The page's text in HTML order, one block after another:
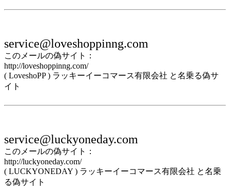
service@loveshoppinng.com
このメールの偽サイト：
http://loveshoppinng.com/
( LoveshoPP ) ラッキーイーコマース有限会社 と名乗る偽サ
イト
service@luckyoneday.com
このメールの偽サイト：
http://luckyoneday.com/
( LUCKYONEDAY ) ラッキーイーコマース有限会社 と名乗
る偽サイト